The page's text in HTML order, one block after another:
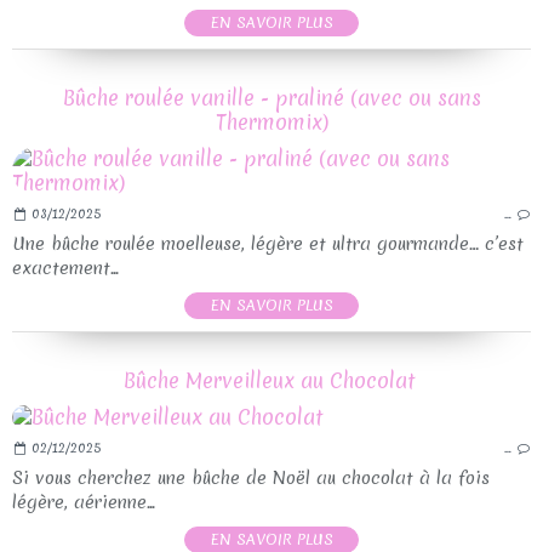
EN SAVOIR PLUS
Bûche roulée vanille - praliné (avec ou sans
Thermomix)
03/12/2025 …
Une bûche roulée moelleuse, légère et ultra gourmande… c’est
exactement...
EN SAVOIR PLUS
Bûche Merveilleux au Chocolat
02/12/2025 …
Si vous cherchez une bûche de Noël au chocolat à la fois
légère, aérienne...
EN SAVOIR PLUS